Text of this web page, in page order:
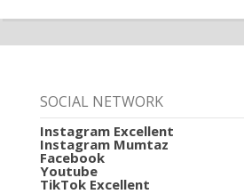
SOCIAL NETWORK
Instagram Excellent
Instagram Mumtaz
Facebook
Youtube
TikTok Excellent